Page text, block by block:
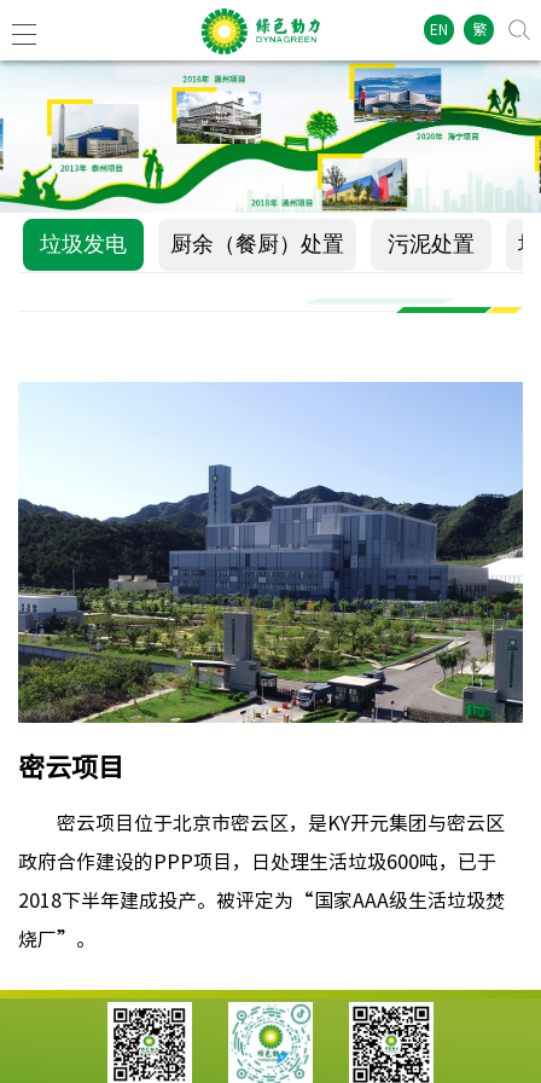
EN 繁
垃圾发电 厨余（餐厨）处置 污泥处置
密云项目
密云项目位于北京市密云区，是KY开元集团与密云区
政府合作建设的PPP项目，日处理生活垃圾600吨，已于
2018下半年建成投产。被评定为“国家AAA级生活垃圾焚
烧厂”。